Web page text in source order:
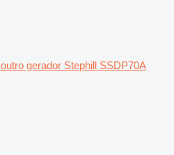
outro gerador Stephill SSDP70A